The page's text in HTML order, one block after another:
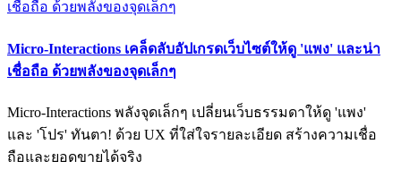
Micro-Interactions เคล็ดลับอัปเกรดเว็บไซต์ให้ดู 'แพง' และน่า
เชื่อถือ ด้วยพลังของจุดเล็กๆ
Micro-Interactions พลังจุดเล็กๆ เปลี่ยนเว็บธรรมดาให้ดู 'แพง'
และ 'โปร' ทันตา! ด้วย UX ที่ใส่ใจรายละเอียด สร้างความเชื่อ
ถือและยอดขายได้จริง